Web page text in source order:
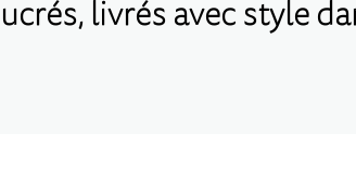
livrés avec style